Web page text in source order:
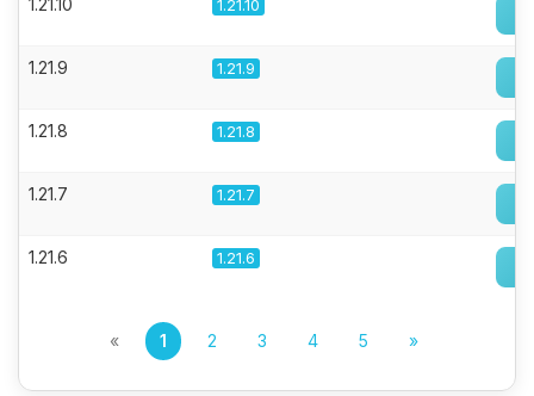
1.21.10 1.21.10
1.21.9 1.21.9
1.21.8 1.21.8
1.21.7 1.21.7
1.21.6 1.21.6
« 1 2 3 4 5 »